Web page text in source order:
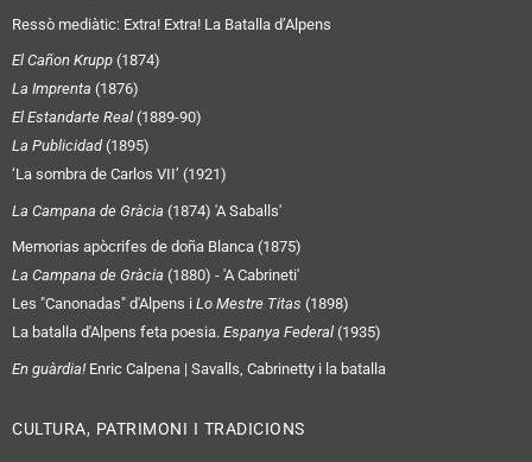
Ressò mediàtic: Extra! Extra! La Batalla d’Alpens
El Cañon Krupp (1874)
La Imprenta (1876)
El Estandarte Real (1889-90)
La Publicidad(1895)
‘La sombra de Carlos VII’ (1921)
La Campana de Gràcia (1874) 'A Saballs'
Memorias apòcrifes de doña Blanca (1875)
La Campana de Gràcia (1880) - 'A Cabrineti'
Les "Canonadas" d'Alpens i Lo Mestre Titas (1898)
La batalla d'Alpens feta poesia. Espanya Federal (1935)
En guàrdia! Enric Calpena | Savalls, Cabrinetty i la batalla
CULTURA, PATRIMONI I TRADICIONS